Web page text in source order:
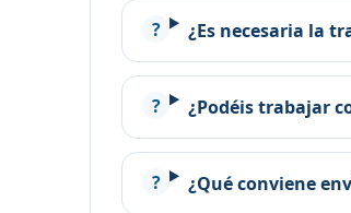
¿Es necesaria la
¿Podéis trabajar
¿Qué conviene